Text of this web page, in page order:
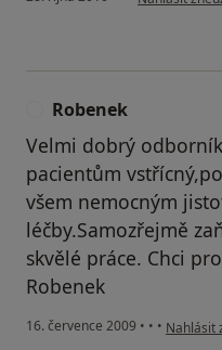
Robenek
Velmi dobrý
pacientům
všem nemocným
léčby.Samozřejmě
skvělé práce. Chci
Robenek
16. července 2009 • • • podle
Nahlásit